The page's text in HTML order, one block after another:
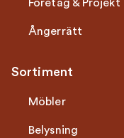
Företag & Projekt
Ångerrätt
Sortiment
Möbler
Belysning